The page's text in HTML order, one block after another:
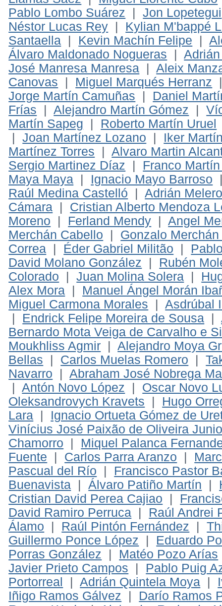
Pablo Lombo Suárez |Jon Lopetegui
Néstor Lucas Rey
Kylian M'bappé
Santaella
Kevin Machín Felipe |
Álvaro Maldonado Nogueras |
José Manresa Manresa |Aleix
Canovas
Miguel Marqués Herranz
Jorge Martín Camuñas
Daniel
Frías |Alejandro Martín Gómez |
Martín Sapeg
Roberto Martín Uruel
|Joan Martínez Lozano
Iker
Martínez Torres |Alvaro Martin
Sergio Martinez Díaz
Franco
Maya Maya
Ignacio Mayo Barroso
Raúl Medina Castelló |Adrián
Cámara
Cristian Alberto Mendoza
Moreno
Ferland Mendy |Angel
Merchán Cabello
Gonzalo
Correa
Éder Gabriel Militão
David Molano González
Rubén
Colorado |Juan Molina Solera
Alex Mora
Manuel Ángel Morán
Miguel Carmona Morales |Asdrúbal
Endrick Felipe Moreira de Sousa |
Bernardo Mota Veiga de Carvalho e
Moukhliss Agmir |Alejandro Moya
Bellas
Carlos Muelas Romero |
Navarro |Abraham José Nobrega
|Antón Novo López
Oscar Novo
Oleksandrovych Kravets
Hugo
Lara
Ignacio Ortueta Gómez de
Vinícius José Paixão de Oliveira
Chamorro
Miquel Palanca
Fuente
Carlos Parra Aranzo
Pascual del Río
Francisco Pastor
Buenavista |Álvaro Patiño Martín
Cristian David Perea Cajiao
David Ramiro Perruca
Raúl Andrei
Álamo
Raúl Pintón Fernández |
Guillermo Ponce López
Eduardo
Porras González
Matéo Pozo Arías
Javier Prieto Campos
Pablo Puig
Portorreal
|Adrián Quintela Moya
Iñigo Ramos Gálvez
Darío Ramos